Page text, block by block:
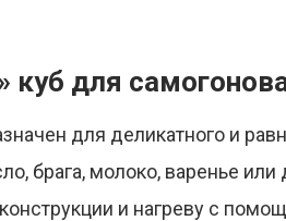
куб для
для деликатного и
брага, молоко, варенье
и нагреву с